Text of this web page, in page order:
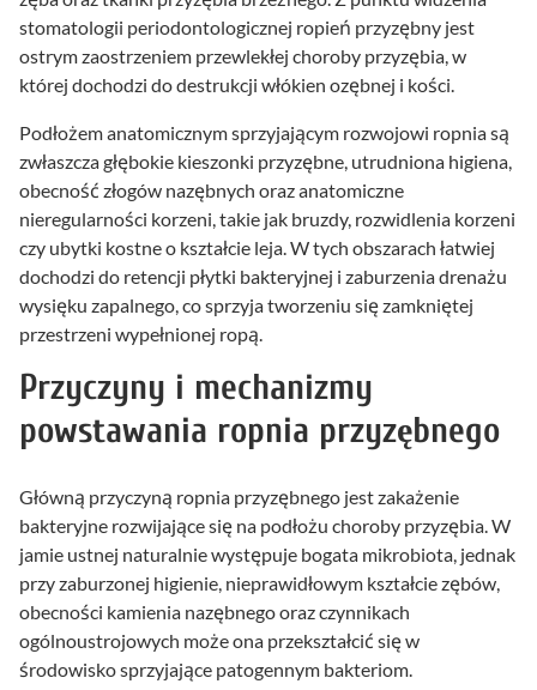
stomatologii periodontologicznej ropień przyzębny jest
ostrym zaostrzeniem przewlekłej choroby przyzębia, w
której dochodzi do destrukcji włókien ozębnej i kości.
Podłożem anatomicznym sprzyjającym rozwojowi ropnia są
zwłaszcza głębokie kieszonki przyzębne, utrudniona higiena,
obecność złogów nazębnych oraz anatomiczne
nieregularności korzeni, takie jak bruzdy, rozwidlenia korzeni
czy ubytki kostne o kształcie leja. W tych obszarach łatwiej
dochodzi do retencji płytki bakteryjnej i zaburzenia drenażu
wysięku zapalnego, co sprzyja tworzeniu się zamkniętej
przestrzeni wypełnionej ropą.
Przyczyny i mechanizmy
powstawania ropnia przyzębnego
Główną przyczyną ropnia przyzębnego jest zakażenie
bakteryjne rozwijające się na podłożu choroby przyzębia. W
jamie ustnej naturalnie występuje bogata mikrobiota, jednak
przy zaburzonej higienie, nieprawidłowym kształcie zębów,
obecności kamienia nazębnego oraz czynnikach
ogólnoustrojowych może ona przekształcić się w
środowisko sprzyjające patogennym bakteriom.